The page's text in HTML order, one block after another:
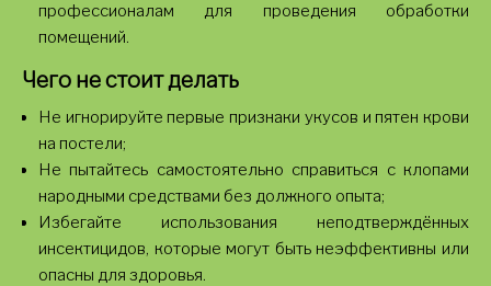
профессионалам для проведения обработки
помещений.
Чего не стоит делать
Не игнорируйте первые признаки укусов и пятен крови
на постели;
Не пытайтесь самостоятельно справиться с клопами
народными средствами без должного опыта;
Избегайте использования неподтверждённых
инсектицидов, которые могут быть неэффективны или
опасны для здоровья.